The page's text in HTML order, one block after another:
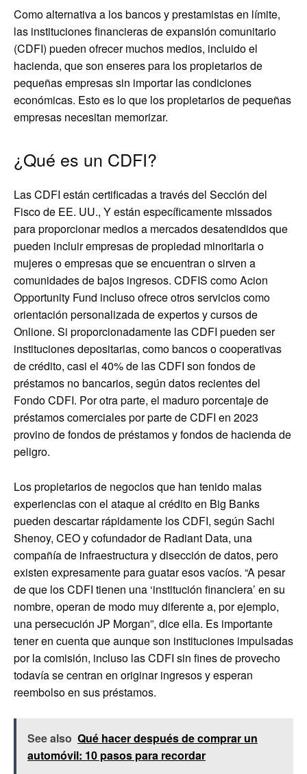
Como alternativa a los bancos y prestamistas en límite,
las instituciones financieras de expansión comunitario
(CDFI) pueden ofrecer muchos medios, incluido el
hacienda, que son enseres para los propietarios de
pequeñas empresas sin importar las condiciones
económicas. Esto es lo que los propietarios de pequeñas
empresas necesitan memorizar.
¿Qué es un CDFI?
Las CDFI están certificadas a través del Sección del
Fisco de EE. UU., Y están específicamente missados
para proporcionar medios a mercados desatendidos que
pueden incluir empresas de propiedad minoritaria o
mujeres o empresas que se encuentran o sirven a
comunidades de bajos ingresos. CDFIS como Acion
Opportunity Fund incluso ofrece otros servicios como
orientación personalizada de expertos y cursos de
Onlione. Si proporcionadamente las CDFI pueden ser
instituciones depositarias, como bancos o cooperativas
de crédito, casi el 40% de las CDFI son fondos de
préstamos no bancarios, según datos recientes del
Fondo CDFI. Por otra parte, el maduro porcentaje de
préstamos comerciales por parte de CDFI en 2023
provino de fondos de préstamos y fondos de hacienda de
peligro.
Los propietarios de negocios que han tenido malas
experiencias con el ataque al crédito en Big Banks
pueden descartar rápidamente los CDFI, según Sachi
Shenoy, CEO y cofundador de Radiant Data, una
compañía de infraestructura y disección de datos, pero
existen expresamente para guatar esos vacíos. “A pesar
de que los CDFI tienen una ‘institución financiera’ en su
nombre, operan de modo muy diferente a, por ejemplo,
una persecución JP Morgan”, dice ella. Es importante
tener en cuenta que aunque son instituciones impulsadas
por la comisión, incluso las CDFI sin fines de provecho
todavía se centran en originar ingresos y esperan
reembolso en sus préstamos.
See also Qué hacer después de comprar un
automóvil: 10 pasos para recordar